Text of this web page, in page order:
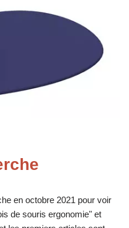
en octobre 2021 pour voir
de souris ergonomie" et